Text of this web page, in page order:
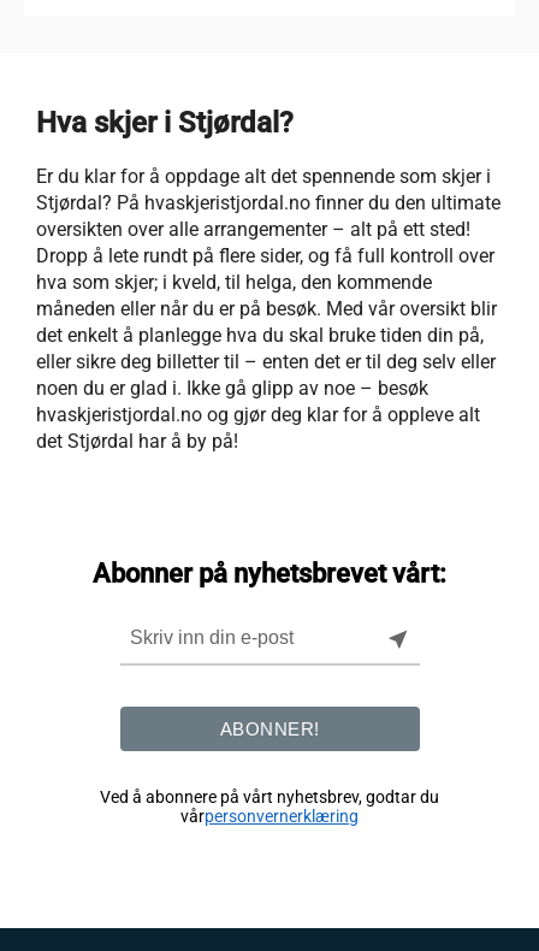
Hva skjer i Stjørdal?
Er du klar for å oppdage alt det spennende som skjer i
Stjørdal? På hvaskjeristjordal.no finner du den ultimate
oversikten over alle arrangementer – alt på ett sted!
Dropp å lete rundt på flere sider, og få full kontroll over
hva som skjer; i kveld, til helga, den kommende
måneden eller når du er på besøk. Med vår oversikt blir
det enkelt å planlegge hva du skal bruke tiden din på,
eller sikre deg billetter til – enten det er til deg selv eller
noen du er glad i. Ikke gå glipp av noe – besøk
hvaskjeristjordal.no og gjør deg klar for å oppleve alt
det Stjørdal har å by på!
Abonner på nyhetsbrevet vårt:
near_me
ABONNER!
Ved å abonnere på vårt nyhetsbrev, godtar du
vårpersonvernerklæring